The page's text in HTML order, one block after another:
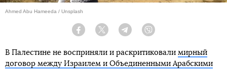
Ahmed Abu Hameeda / Unsplash
Facebook Twitter Telegram
В Палестине не восприняли и раскритиковали мирный
договор между Израилем и Объединенными Арабскими